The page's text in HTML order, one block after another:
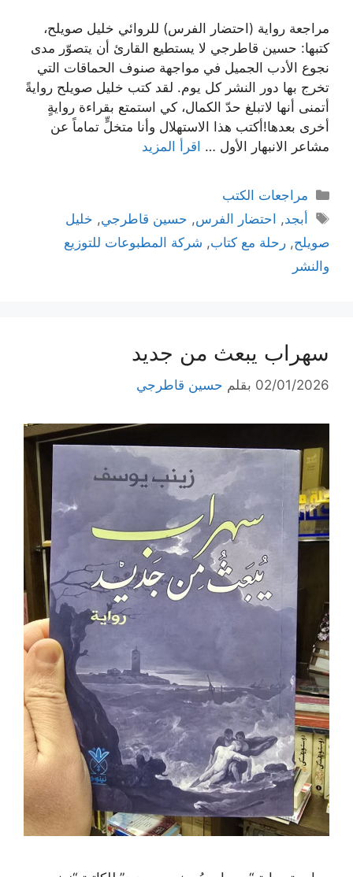
مراجعة رواية (احتضار الفرس) للروائي خليل صويلح،
كتبها: حسين قاطرجي لا يستطيع القارئ أن يتصوّر مدى
نجوع الأدب الجميل في مواجهة صنوف الحماقات التي
تخرج بها دور النشر كل يوم. لقد كتب خليل صويلح روايةً
أتمنى أنها لاتبلغ حدّ الكمال، كي استمتع بقراءة روايةٍ
أخرى بعدها!أكتب هذا الاستهلال وأنا متخلٍّ تماماً عن
مشاعر الانبهار الأول … اقرأ المزيد
التصنيفات
مراجعات الكتب
الوسوم
أبجد, احتضار الفرس, حسين قاطرجي, خليل
صويلح, رحلة مع كتاب, شركة المطبوعات للتوزيع
والنشر
سهراب يبعث من جديد
02/01/2026 بقلم حسين قاطرجي